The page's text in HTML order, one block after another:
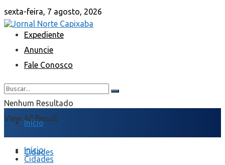
sexta-feira, 7 agosto, 2026
Expediente
Anuncie
Fale Conosco
Nenhum Resultado
View All Result
Início
Cidades
Início
Cidades